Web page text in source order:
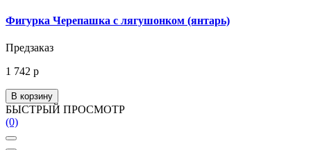
Фигурка Черепашка с лягушонком (янтарь)
Предзаказ
1 742 р
В корзину
БЫСТРЫЙ ПРОСМОТР
(0)